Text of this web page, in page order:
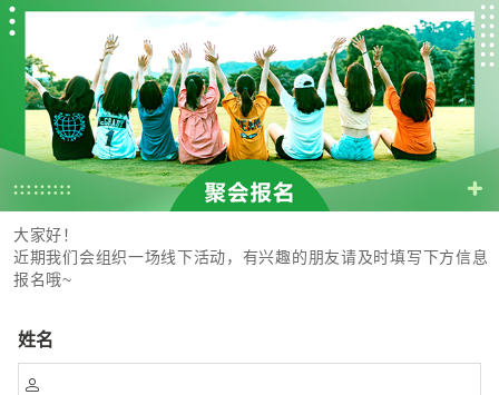
大家好！
近期我们会组织一场线下活动，有兴趣的朋友请及时填写下方信息
报名哦~
姓名
